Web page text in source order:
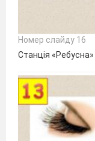
Номер слайду 16
Станція «Ребусна» II